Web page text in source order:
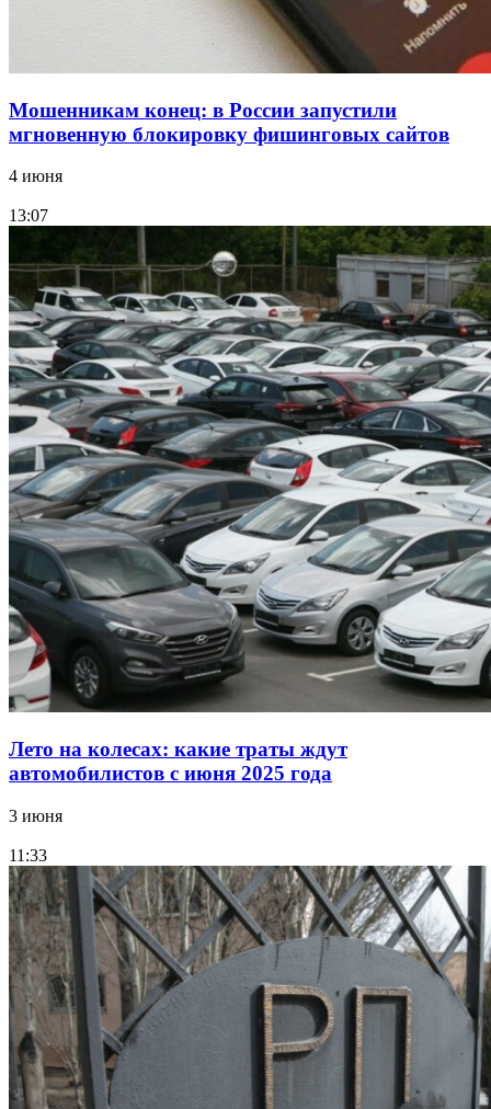
Мошенникам конец: в России запустили
мгновенную блокировку фишинговых сайтов
4 июня
13:07
Лето на колесах: какие траты ждут
автомобилистов с июня 2025 года
3 июня
11:33